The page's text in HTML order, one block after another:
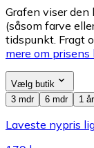
Grafen viser
(såsom farve
tidspunkt. Fragt
mere om prisens
Vælg butik
3 mdr
6 mdr 1 år
Laveste nypris